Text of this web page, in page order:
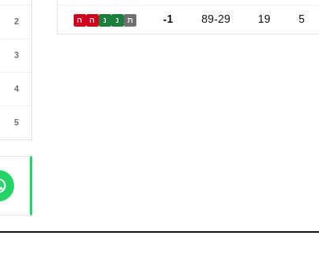
5
19
89-29
-1 ה ה נ נ ת 2
3
4
5